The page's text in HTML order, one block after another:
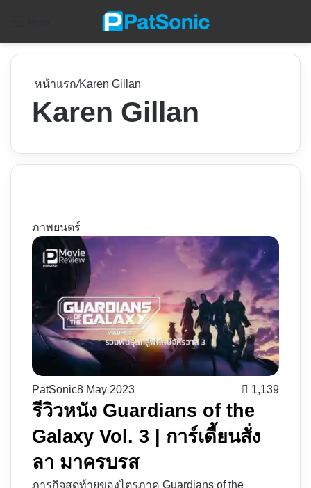
หน้าแรก/Karen Gillan
Karen Gillan
ภาพยนตร์
PatSonic8 May 2023 1,139
รีวิวหนัง Guardians of the
Galaxy Vol. 3 | การ์เดี้ยนสั่ง
ลา มาครบรส
ภารกิจสุดท้ายของไตรภาค Guardians of the